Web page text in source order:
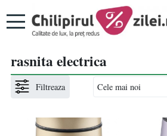
rasnita electrica
Filtreaza